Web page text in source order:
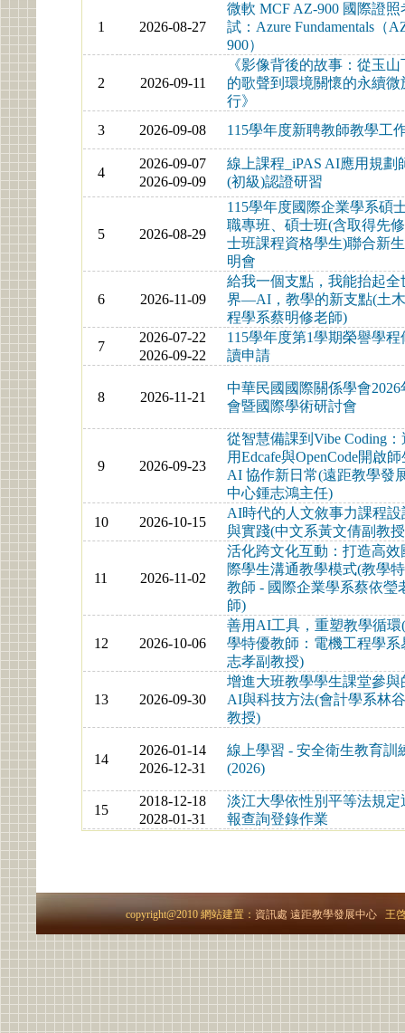
1 2026-08-27
微軟 MCF AZ-900 國際證照
試：Azure Fundamentals（
900）
2 2026-09-11
《影像背後的故事：從玉山
的歌聲到環境關懷的永續微
行》
3
2026-09-08 115學年度新聘教師教學工
4
2026-09-07
2026-09-09
線上課程_iPAS AI應用規劃
(初級)認證研習
5 2026-08-29
115學年度國際企業學系碩
職專班、碩士班(含取得先
士班課程資格學生)聯合新
明會
6 2026-11-09
給我一個支點，我能抬起全
界—AI，教學的新支點(土
程學系蔡明修老師)
7
2026-07-22
2026-09-22
115學年度第1學期榮譽學程
讀申請
8 2026-11-21
中華民國國際關係學會2026
會暨國際學術研討會
9 2026-09-23
從智慧備課到Vibe Coding：
用Edcafe與OpenCode開啟師
AI 協作新日常(遠距教學發
中心鍾志鴻主任)
10
2026-10-15
AI時代的人文敘事力課程設
與實踐(中文系黃文倩副教
11 2026-11-02
活化跨文化互動：打造高效
際學生溝通教學模式(教學
教師 - 國際企業學系蔡依瑩
師)
12 2026-10-06
善用AI工具，重塑教學循環
學特優教師：電機工程學系
志孝副教授)
13 2026-09-30
增進大班教學學生課堂參與
AI與科技方法(會計學系林
教授)
14
2026-01-14
2026-12-31
線上學習 - 安全衛生教育訓
(2026)
15
2018-12-18
2028-01-31
淡江大學依性別平等法規定
報查詢登錄作業
copyright@2010 網站建置： 資訊處 遠距教學發展中心王